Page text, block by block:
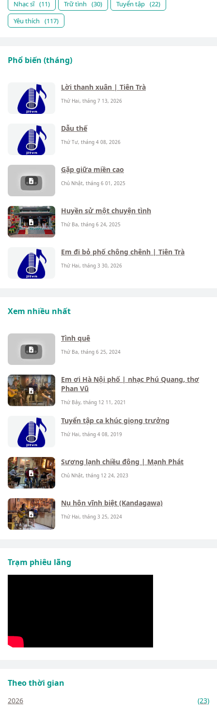
Nhạc sĩ (11) Trữ tình (30) Tuyển tập (22)
Yêu thích
(117)
Phổ biến (tháng)
Lời thanh xuân | Tiên Trà
Thứ Hai, tháng 7 13, 2026
Dẫu thế
Thứ Tư, tháng 4 08, 2026
Gặp giữa miền cao
Chủ Nhật, tháng 6 01, 2025
Huyền sử một chuyện tình
Thứ Ba, tháng 6 24, 2025
Em đi bỏ phố chông chênh | Tiên Trà
Thứ Hai, tháng 3 30, 2026
Xem nhiều nhất
Tình quê
Thứ Ba, tháng 6 25, 2024
Em ơi Hà Nội phố | nhạc Phú Quang, thơ
Phan Vũ
Thứ Bảy, tháng 12 11, 2021
Tuyển tập ca khúc giọng trưởng
Thứ Hai, tháng 4 08, 2019
Sương lạnh chiều đông | Mạnh Phát
Chủ Nhật, tháng 12 24, 2023
Nụ hôn vĩnh biệt (Kandagawa)
Thứ Hai, tháng 3 25, 2024
Trạm phiêu lãng
Theo thời gian
2026
(23)